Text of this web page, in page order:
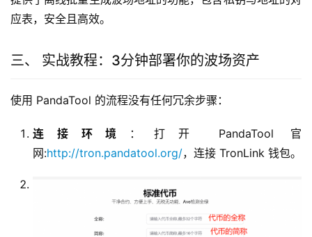
应表，安全且高效。
三、 实战教程：3分钟部署你的波场资产
使用 PandaTool 的流程没有任何冗余步骤：
连接环境
：打开 PandaTool 官
网:http://tron.pandatool.org/，连接 TronLink 钱包。